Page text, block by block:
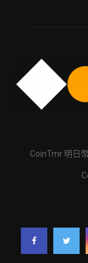
CoinTmr 明日